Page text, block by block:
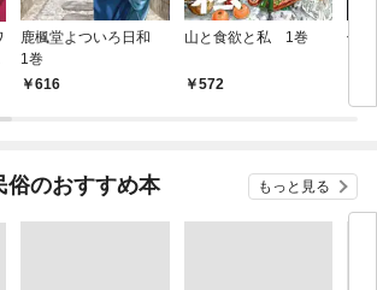
鹿楓堂よついろ日和
1巻
616
山と食欲と私 1巻
572
俺
俗のおすすめ本 もっと見る